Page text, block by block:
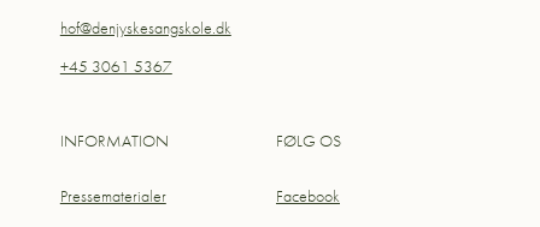
hof@denjyskesangskole.dk
+45 3061 5367
INFORMATION
Pressematerialer
FØLG OS
Facebook